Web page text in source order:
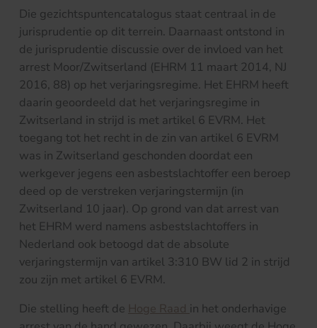
Die gezichtspuntencatalogus staat centraal in de
jurisprudentie op dit terrein. Daarnaast ontstond in
de jurisprudentie discussie over de invloed van het
arrest Moor/Zwitserland (EHRM 11 maart 2014, NJ
2016, 88) op het verjaringsregime. Het EHRM heeft
daarin geoordeeld dat het verjaringsregime in
Zwitserland in strijd is met artikel 6 EVRM. Het
toegang tot het recht in de zin van artikel 6 EVRM
was in Zwitserland geschonden doordat een
werkgever jegens een asbestslachtoffer een beroep
deed op de verstreken verjaringstermijn (in
Zwitserland 10 jaar). Op grond van dat arrest van
het EHRM werd namens asbestslachtoffers in
Nederland ook betoogd dat de absolute
verjaringstermijn van artikel 3:310 BW lid 2 in strijd
zou zijn met artikel 6 EVRM.
Die stelling heeft de Hoge Raad in het onderhavige